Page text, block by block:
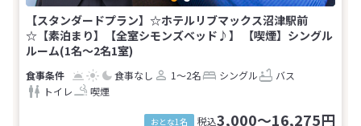
【スタンダードプラン】☆ホテルリブマックス沼津駅前
☆【素泊まり】【全室シモンズベッド♪】 【喫煙】シングル
ルーム(1名～2名1室)
食事なし 1～2名 シングル
バス
トイレ
喫煙
おとな1名 税込3,000～16,275円